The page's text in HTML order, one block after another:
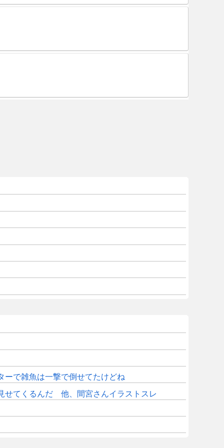
で雑魚は一撃で倒せてたけどね
せてくるんだ 他、間宮さんイラストスレ